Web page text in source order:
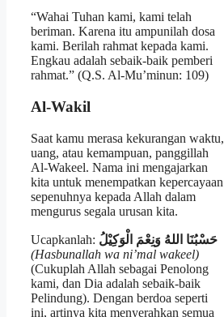
“Wahai Tuhan kami, kami telah
beriman. Karena itu ampunilah dosa
kami. Berilah rahmat kepada kami.
Engkau adalah sebaik-baik pemberi
rahmat.” (Q.S. Al-Mu’minun: 109)
Al-Wakil
Saat kamu merasa kekurangan waktu,
uang, atau kemampuan, panggillah
Al-Wakeel. Nama ini mengajarkan
kita untuk menempatkan kepercayaan
sepenuhnya kepada Allah dalam
mengurus segala urusan kita.
Ucapkanlah: حَسْبُنَا اللهُ وَنِعْمَ الْوَكِيْلُ
(Hasbunallah wa ni’mal wakeel)
(Cukuplah Allah sebagai Penolong
kami, dan Dia adalah sebaik-baik
Pelindung). Dengan berdoa seperti
ini, artinya kita menyerahkan semua